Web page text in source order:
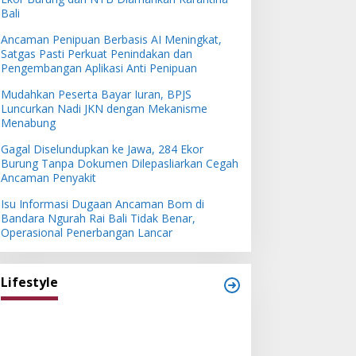
Bali
Ancaman Penipuan Berbasis AI Meningkat,
Satgas Pasti Perkuat Penindakan dan
Pengembangan Aplikasi Anti Penipuan
Mudahkan Peserta Bayar Iuran, BPJS
Luncurkan Nadi JKN dengan Mekanisme
Menabung
Gagal Diselundupkan ke Jawa, 284 Ekor
Burung Tanpa Dokumen Dilepasliarkan Cegah
Ancaman Penyakit
Isu Informasi Dugaan Ancaman Bom di
Bandara Ngurah Rai Bali Tidak Benar,
Operasional Penerbangan Lancar
Lifestyle